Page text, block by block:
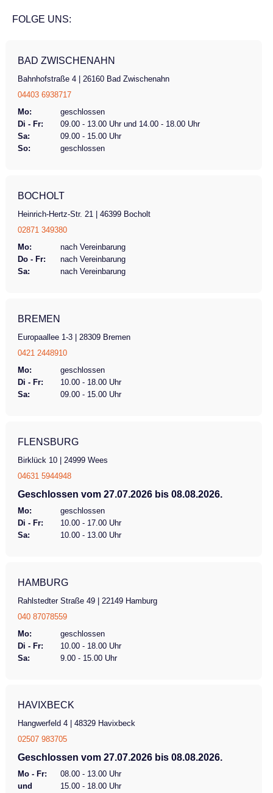
FOLGE UNS:
BAD ZWISCHENAHN
Bahnhofstraße 4 | 26160 Bad Zwischenahn
04403 6938717
Mo:
geschlossen
Di - Fr:
09.00 - 13.00 Uhr und 14.00 - 18.00 Uhr
Sa:
09.00 - 15.00 Uhr
So:
geschlossen
BOCHOLT
Heinrich-Hertz-Str. 21 | 46399 Bocholt
02871 349380
Mo:
nach Vereinbarung
Do - Fr:
nach Vereinbarung
Sa:
nach Vereinbarung
BREMEN
Europaallee 1-3 | 28309 Bremen
0421 2448910
Mo:
geschlossen
Di - Fr:
10.00 - 18.00 Uhr
Sa:
09.00 - 15.00 Uhr
FLENSBURG
Birklück 10 | 24999 Wees
04631 5944948
Geschlossen vom 27.07.2026 bis 08.08.2026.
Mo:
geschlossen
Di - Fr:
10.00 - 17.00 Uhr
Sa:
10.00 - 13.00 Uhr
HAMBURG
Rahlstedter Straße 49 | 22149 Hamburg
040 87078559
Mo:
geschlossen
Di - Fr:
10.00 - 18.00 Uhr
Sa:
9.00 - 15.00 Uhr
HAVIXBECK
Hangwerfeld 4 | 48329 Havixbeck
02507 983705
Geschlossen vom 27.07.2026 bis 08.08.2026.
Mo - Fr:
08.00 - 13.00 Uhr
und
15.00 - 18.00 Uhr